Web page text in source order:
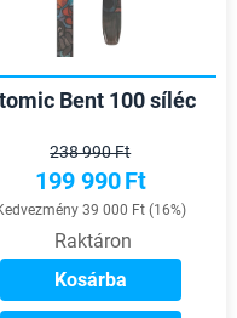
Bent 100 síléc
238 990 Ft
199 990Ft
39 000 Ft (16%)
Raktáron
Kosárba